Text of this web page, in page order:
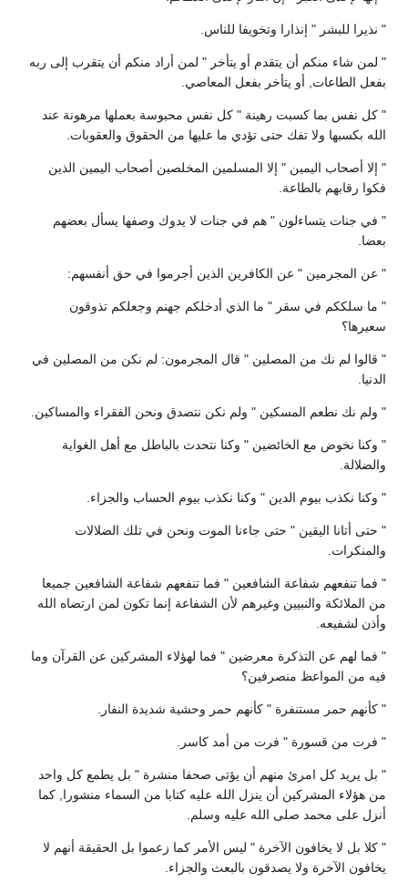
" نذيرا للبشر " إنذارا وتخويفا للناس.
" لمن شاء منكم أن يتقدم أو يتأخر " لمن أراد منكم أن يتقرب إلى ربه
بفعل الطاعات, أو يتأخر بفعل المعاصي.
" كل نفس بما كسبت رهينة " كل نفس محبوسة بعملها مرهونة عند
الله بكسبها ولا تفك حتى تؤدي ما عليها من الحقوق والعقوبات.
" إلا أصحاب اليمين " إلا المسلمين المخلصين أصحاب اليمين الذين
فكوا رقابهم بالطاعة.
" في جنات يتساءلون " هم في جنات لا يدوك وصفها يسأل بعضهم
بعضا.
" عن المجرمين " عن الكافرين الذين أجرموا في حق أنفسهم:
" ما سلككم في سقر " ما الذي أدخلكم جهنم وجعلكم تذوقون
سعيرها؟
" قالوا لم نك من المصلين " قال المجرمون: لم نكن من المصلين في
الدنيا.
" ولم نك نطعم المسكين " ولم نكن نتصدق ونحن الفقراء والمساكين.
" وكنا نخوض مع الخائضين " وكنا نتحدث بالباطل مع أهل الغواية
والضلالة.
" وكنا نكذب بيوم الدين " وكنا نكذب بيوم الحساب والجزاء.
" حتى أتانا اليقين " حتى جاءنا الموت ونحن في تلك الضلالات
والمنكرات.
" فما تنفعهم شفاعة الشافعين " فما تنفعهم شفاعة الشافعين جميعا
من الملائكة والنبيين وغيرهم لأن الشفاعة إنما تكون لمن ارتضاه الله
وأذن لشفيعه.
" فما لهم عن التذكرة معرضين " فما لهؤلاء المشركين عن القرآن وما
فيه من المواعظ منصرفين؟
" كأنهم حمر مستنفرة " كأنهم حمر وحشية شديدة النفار.
" فرت من قسورة " فرت من أمد كاسر.
" بل يريد كل امرئ منهم أن يؤتى صحفا منشرة " بل يطمع كل واحد
من هؤلاء المشركين أن ينزل الله عليه كتابا من السماء منشورا, كما
أنزل على محمد صلى الله عليه وسلم.
" كلا بل لا يخافون الآخرة " ليس الأمر كما زعموا بل الحقيقة أنهم لا
يخافون الآخرة ولا يصدقون بالبعث والجزاء.